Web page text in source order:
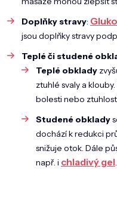
Doplňky stravy:
jsou doplňky stravy
Teplé či studené
Teplé obklady
ztuhlé svaly a
bolesti nebo
Studené obklady
dochází k redukci
snižuje otok. Dále
např. i chladivý gel.